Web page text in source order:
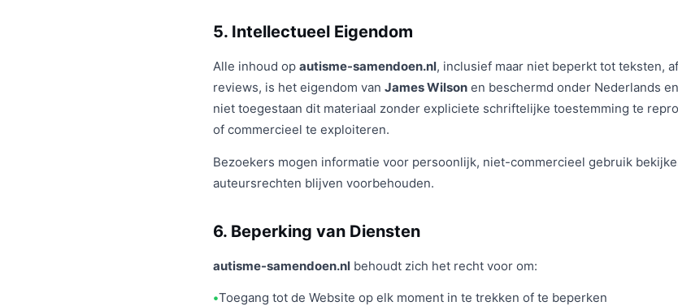
5. Intellectueel Eigendom
Alle inhoud op autisme-samendoen.nl, inclusief maar niet beperkt tot teksten,
reviews, is het eigendom van James Wilson en beschermd onder Nederlands
niet toegestaan dit materiaal zonder expliciete schriftelijke toestemming te
of commercieel te exploiteren.
Bezoekers mogen informatie voor persoonlijk, niet-commercieel gebruik
auteursrechten blijven voorbehouden.
6. Beperking van Diensten
autisme-samendoen.nl behoudt zich het recht voor om:
Toegang tot de Website op elk moment in te trekken of te beperken